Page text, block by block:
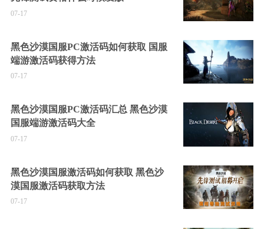
07-17
黑色沙漠国服PC激活码如何获取 国服
端游激活码获得方法
07-17
黑色沙漠国服PC激活码汇总 黑色沙漠
国服端游激活码大全
07-17
黑色沙漠国服激活码如何获取 黑色沙
漠国服激活码获取方法
07-17